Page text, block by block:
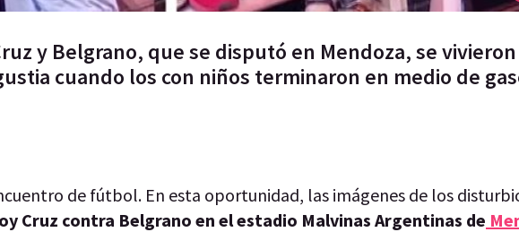
y Belgrano, que se disputó en Mendoza, se vivieron
cuando los con niños terminaron en medio de
de fútbol. En esta oportunidad, las imágenes de los
Cruz contra Belgrano en el estadio Malvinas Argentinas de